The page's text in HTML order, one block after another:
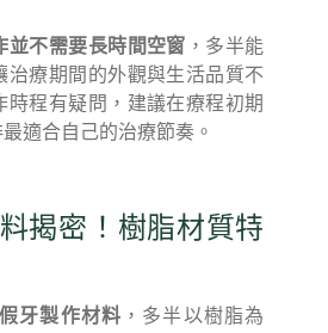
並不需要長時間空窗 ，多半能
治療期間的外觀與生活品質不
時程有疑問，建議在療程初期
適合自己的治療節奏。
揭密！樹脂材質特
牙製作材料 ，多半以樹脂為